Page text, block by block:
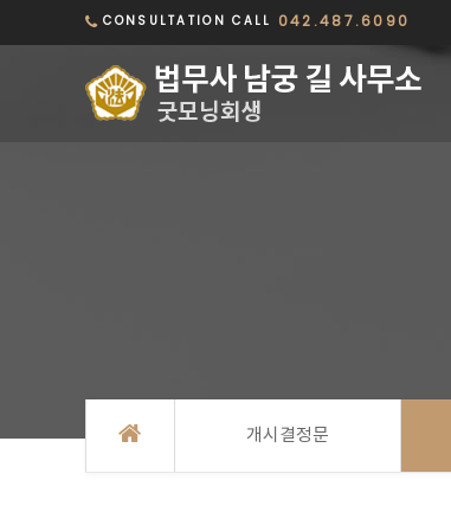
CONSULTATION CALL 042.487.6090
개시결정문